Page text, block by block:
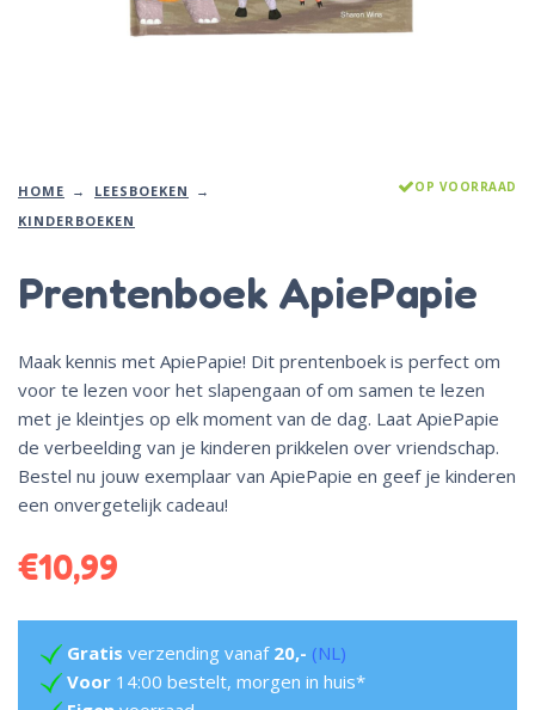
HOME
LEESBOEKEN
KINDERBOEKEN
OP VOORRAAD
Prentenboek ApiePapie
Maak kennis met ApiePapie! Dit prentenboek is perfect om
voor te lezen voor het slapengaan of om samen te lezen
met je kleintjes op elk moment van de dag. Laat ApiePapie
de verbeelding van je kinderen prikkelen over vriendschap.
Bestel nu jouw exemplaar van ApiePapie en geef je kinderen
een onvergetelijk cadeau!
€10,99
Gratis verzending vanaf 20,- (NL)
Voor 14:00 bestelt, morgen in huis*